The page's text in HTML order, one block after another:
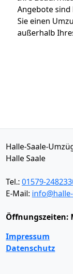
Angebote
Sie einen
außerhalb
Halle-Saale-
Halle Saale
Tel.: 01579-
E-Mail:
Öffnungszeiten:
Impressum
Datenschutz